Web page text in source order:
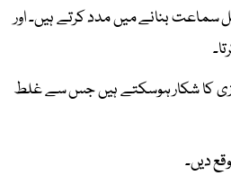
سماعت بنانے میں مدد کرتے ہیں۔ اور
کا شکار ہوسکتے ہیں جس سے غلط
دیں۔